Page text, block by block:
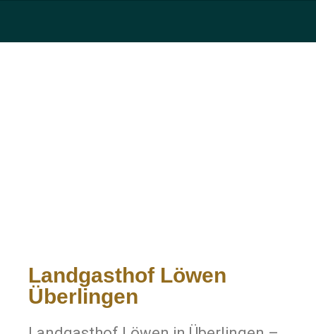
Landgasthof Löwen
Überlingen